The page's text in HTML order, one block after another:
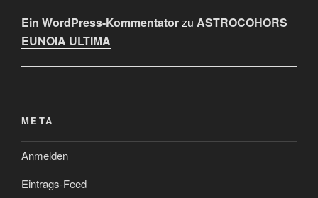
Ein WordPress-Kommentatorzu ASTROCOHORS
EUNOIA ULTIMA
META
Anmelden
Eintrags-Feed